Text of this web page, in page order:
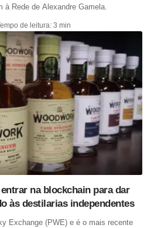
à Rede de Alexandre Gamela.
de leitura: 3 min
na blockchain para dar
às destilarias independentes
Exchange (PWE) e é o mais recente